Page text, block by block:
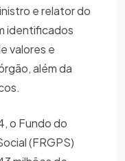
e relator do
identificados
valores e
além da
o Fundo do
(FRGPS)